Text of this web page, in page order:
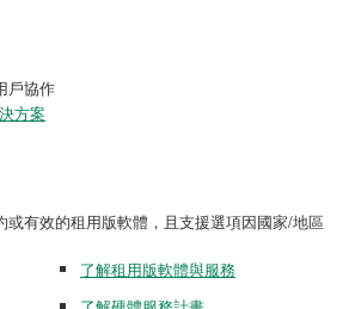
戶協作
方案
或有效的租用版軟體，且支援選項因國家/地區
了解租用版軟體與服務